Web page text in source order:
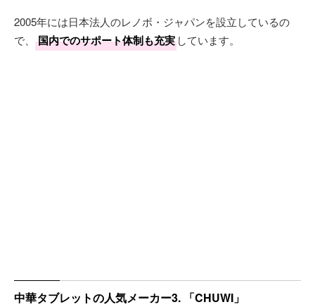
2005年には日本法人のレノボ・ジャパンを設立しているの
で、
国内でのサポート体制も充実 しています。
中華タブレットの人気メーカー3. 「CHUWI」